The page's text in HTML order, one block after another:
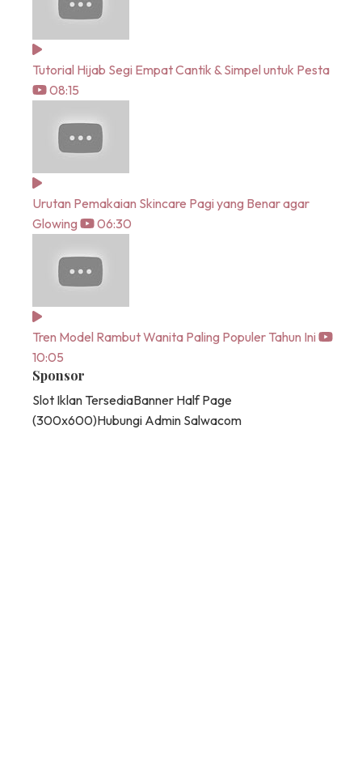
Tutorial Hijab Segi Empat Cantik & Simpel untuk Pesta
08:15
Urutan Pemakaian Skincare Pagi yang Benar agar
Glowing
06:30
Tren Model Rambut Wanita Paling Populer Tahun Ini
10:05
Sponsor
Slot Iklan TersediaBanner Half Page
(300x600)Hubungi Admin Salwacom